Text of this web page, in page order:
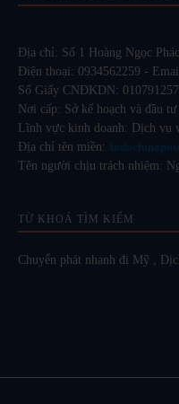
Địa chỉ: Số 1 Hoàng Ngọc
Điện thoại: 0934562259 -
Số Giấy CNĐKDN:
Nơi cấp: Sở kế hoạch và đầu
Lĩnh vực kinh doanh: Dịch vụ
Địa chỉ tên miền:
Tên người chịu trách nhiệm:
TỪ KHOÁ TÌM KIẾM
Chuyển phát nhanh đi Mỹ